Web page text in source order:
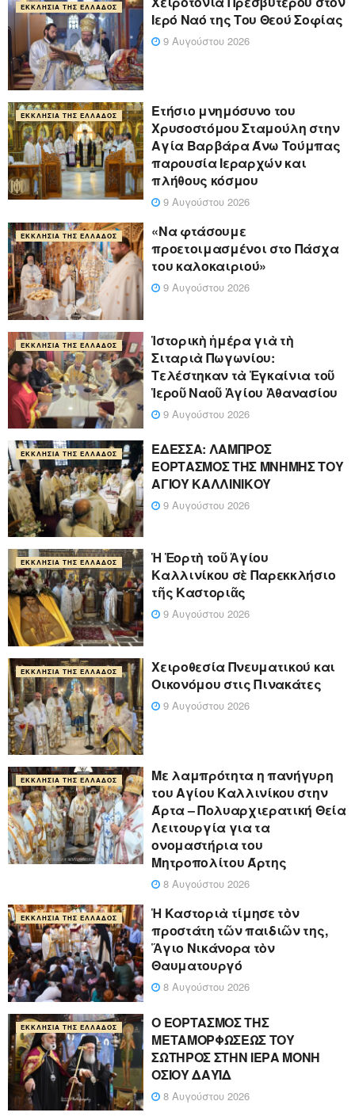
ΕΚΚΛΗΣΊΑ ΤΗΣ ΕΛΛΆΔΟΣ
Ιερό Ναό της Του Θεού Σοφίας
9 Αυγούστου 2026
ΕΚΚΛΗΣΊΑ ΤΗΣ ΕΛΛΆΔΟΣ
Ετήσιο μνημόσυνο του
Χρυσοστόμου Σταμούλη στην
Αγία Βαρβάρα Άνω Τούμπας
παρουσία Ιεραρχών και
πλήθους κόσμου
9 Αυγούστου 2026
ΕΚΚΛΗΣΊΑ ΤΗΣ ΕΛΛΆΔΟΣ
«Να φτάσουμε
προετοιμασμένοι στο Πάσχα
του καλοκαιριού»
9 Αυγούστου 2026
ΕΚΚΛΗΣΊΑ ΤΗΣ ΕΛΛΆΔΟΣ
Ἱστορικὴ ἡμέρα γιὰ τὴ
Σιταριὰ Πωγωνίου:
Τελέστηκαν τὰ Ἐγκαίνια τοῦ
Ἱεροῦ Ναοῦ Ἁγίου Ἀθανασίου
9 Αυγούστου 2026
ΕΚΚΛΗΣΊΑ ΤΗΣ ΕΛΛΆΔΟΣ
ΕΔΕΣΣΑ: ΛΑΜΠΡΟΣ
ΕΟΡΤΑΣΜΟΣ ΤΗΣ ΜΝΗΜΗΣ ΤΟΥ
ΑΓΙΟΥ ΚΑΛΛΙΝΙΚΟΥ
9 Αυγούστου 2026
ΕΚΚΛΗΣΊΑ ΤΗΣ ΕΛΛΆΔΟΣ
Ἡ Ἑορτὴ τοῦ Ἁγίου
Καλλινίκου σὲ Παρεκκλήσιο
τῆς Καστοριᾶς
9 Αυγούστου 2026
ΕΚΚΛΗΣΊΑ ΤΗΣ ΕΛΛΆΔΟΣ
Χειροθεσία Πνευματικού και
Οικονόμου στις Πινακάτες
9 Αυγούστου 2026
ΕΚΚΛΗΣΊΑ ΤΗΣ ΕΛΛΆΔΟΣ
Με λαμπρότητα η πανήγυρη
του Αγίου Καλλινίκου στην
Άρτα – Πολυαρχιερατική Θεία
Λειτουργία για τα
ονομαστήρια του
Μητροπολίτου Άρτης
8 Αυγούστου 2026
ΕΚΚΛΗΣΊΑ ΤΗΣ ΕΛΛΆΔΟΣ
Ἡ Καστοριὰ τίμησε τὸν
προστάτη τῶν παιδιῶν της,
Ἅγιο Νικάνορα τὸν
Θαυματουργό
8 Αυγούστου 2026
ΕΚΚΛΗΣΊΑ ΤΗΣ ΕΛΛΆΔΟΣ
Ο ΕΟΡΤΑΣΜΟΣ ΤΗΣ
ΜΕΤΑΜΟΡΦΩΣΕΩΣ ΤΟΥ
ΣΩΤΗΡΟΣ ΣΤΗΝ ΙΕΡΑ ΜΟΝΗ
ΟΣΙΟΥ ΔΑΥΪΔ
8 Αυγούστου 2026